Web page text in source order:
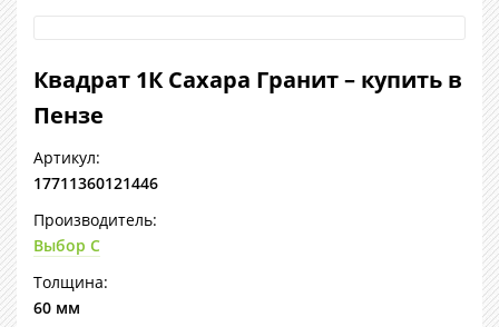
Квадрат 1К Сахара Гранит – купить в
Пензе
Артикул:
17711360121446
Производитель:
Выбор С
Толщина:
60 мм